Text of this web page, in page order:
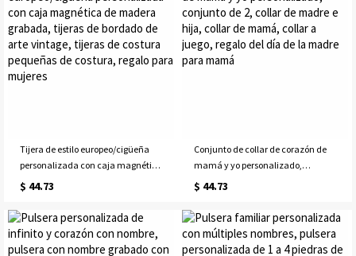
Tijera de estilo europeo/cigüeña
personalizada con caja magnética
de madera grabada, tijeras de
costura pequeñas de costura,
regalo para mujeres
$ 44.73
Conjunto de collar de corazón de
mamá y yo personalizado,
conjunto de 2, collar de madre e
juego, regalo del día de la madre
para mamá
$ 44.73